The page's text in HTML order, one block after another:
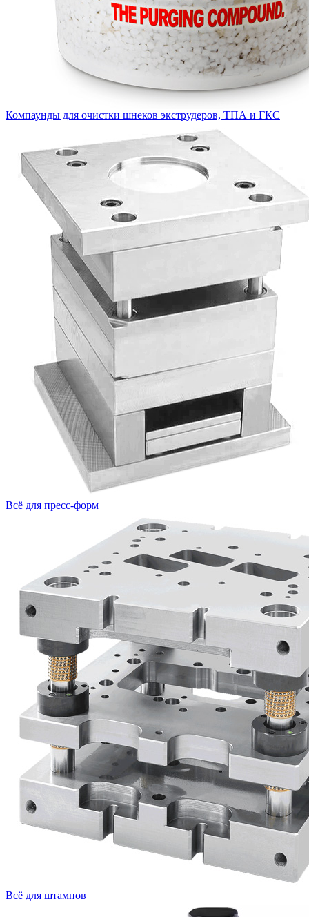
Компаунды для очистки шнеков экструдеров, ТПА и ГКС
Всё для пресс-форм
Всё для штампов